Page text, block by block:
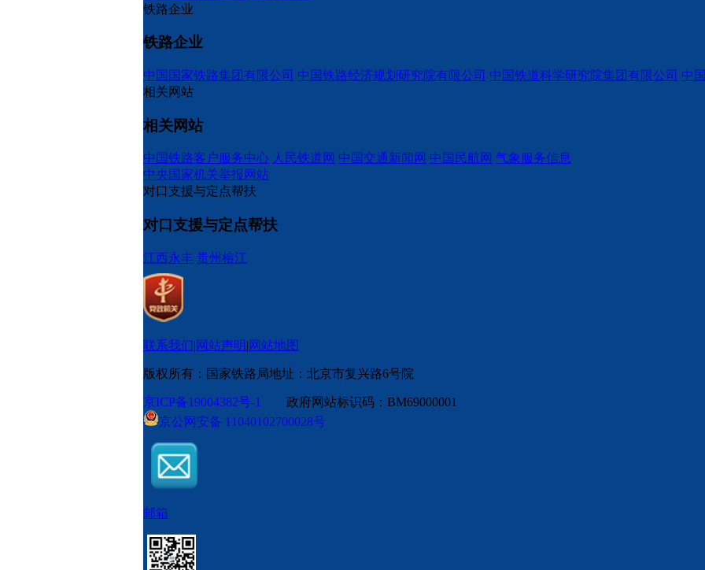
铁路企业
铁路企业
中国国家铁路集团有限公司 中国铁路经济规划研究院有限公司 中国铁道科学研究院集团有限公司 中
相关网站
相关网站
中国铁路客户服务中心 人民铁道网 中国交通新闻网 中国民航网 气象服务信息
中央国家机关举报网站
对口支援与定点帮扶
对口支援与定点帮扶
江西永丰 贵州榕江
联系我们|网站声明|网站地图
版权所有：国家铁路局地址：北京市复兴路6号院
京ICP备19004382号-1
政府网站标识码：BM69000001
京公网安备 11040102700028号
邮箱